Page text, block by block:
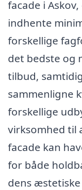
facade i
indhente
forskellige
det bedste og
tilbud,
sammenligne
forskellige
virksomhed til
facade kan
for både
dens